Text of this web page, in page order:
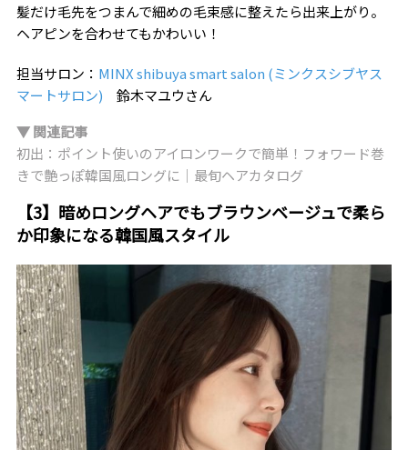
髪だけ毛先をつまんで細めの毛束感に整えたら出来上がり。
ヘアピンを合わせてもかわいい！
担当サロン： MINX shibuya smart salon (ミンクスシブヤス
マートサロン) 鈴木マユウさん
▼ 関連記事
初出：ポイント使いのアイロンワークで簡単！フォワード巻
きで艶っぽ韓国風ロングに｜最旬ヘアカタログ
【3】暗めロングヘアでもブラウンベージュで柔ら
か印象になる韓国風スタイル